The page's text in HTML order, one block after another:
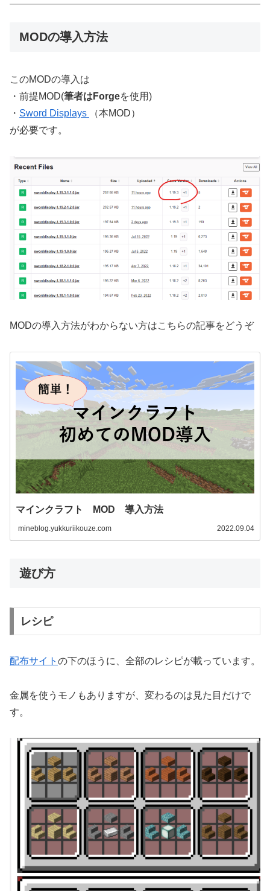
MODの導入方法
このMODの導入は
・前提MOD(筆者はForgeを使用)
・ Sword Displays
（本MOD）
が必要です。
MODの導入方法がわからない方はこちらの記事をどうぞ
マインクラフト MOD 導入方法
mineblog.yukkuriikouze.com 2022.09.04
遊び方
レシピ
配布サイト の下のほうに、全部のレシピが載っています。
金属を使うモノもありますが、変わるのは見た目だけで
す。